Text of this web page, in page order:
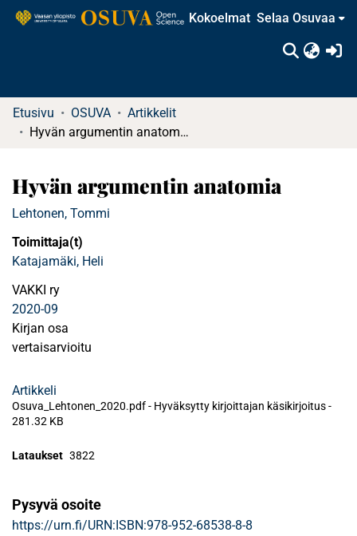
Kokoelmat Selaa Osuvaa
Etusivu OSUVA
Artikkelit
Hyvän argumentin anatomia
Hyvän argumentin anatomia
Lehtonen, Tommi
Toimittaja(t)
Katajamäki, Heli
VAKKI ry
2020-09
Kirjan osa
vertaisarvioitu
Artikkeli
Osuva_Lehtonen_2020.pdf - Hyväksytty kirjoittajan käsikirjoitus-
281.32 KB
Lataukset 3822
Pysyvä osoite
https://urn.fi/URN:ISBN:978-952-68538-8-8